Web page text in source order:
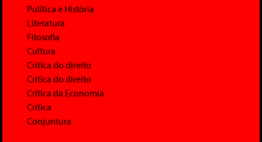
Política e História
Literatura
Filosofia
Cultura
Crítica do direito
Crítica do direito
Crítica da Economia
Crítica
Conjuntura